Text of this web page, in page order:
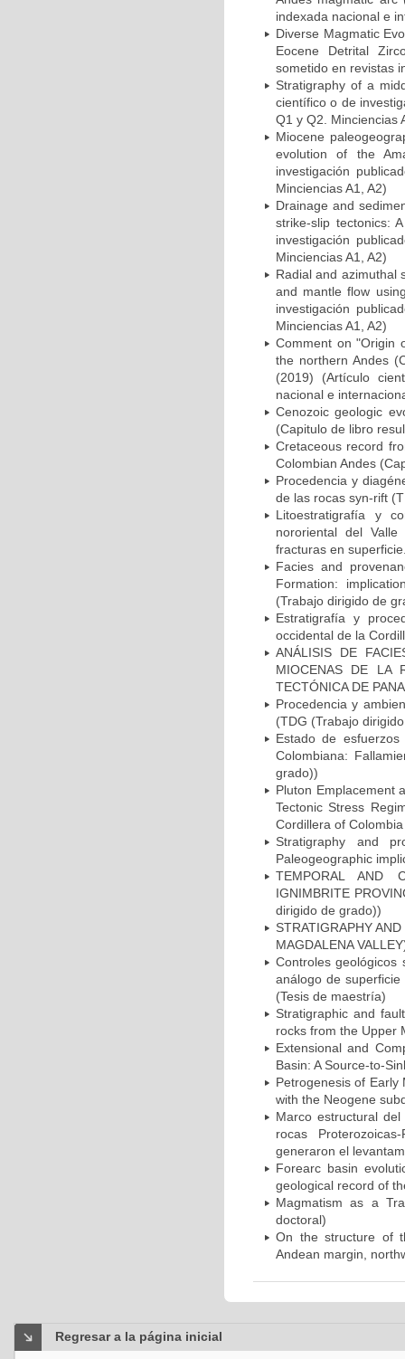
indexada nacional e
Diverse Magmatic
Eocene Detrital
sometido en revistas
Stratigraphy of a
científico o de
Q1 y Q2. Minciencias
Miocene
evolution of the
investigación
Minciencias A1, A2)
Drainage and
strike-slip tectonics:
investigación
Minciencias A1, A2)
Radial and azimuthal
and mantle flow
investigación
Minciencias A1, A2)
Comment on "Origin
the northern Andes
(2019) (Artículo
nacional e
Cenozoic geologic
(Capitulo de libro
Cretaceous record
Colombian Andes
Procedencia y
de las rocas syn-rift
Litoestratigrafía y
nororiental del
fracturas en
Facies and
Formation:
(Trabajo dirigido de
Estratigrafía y
occidental de la
ANÁLISIS DE
MIOCENAS DE LA
TECTÓNICA DE
Procedencia y
(TDG (Trabajo
Estado de
Colombiana:
grado))
Pluton Emplacement
Tectonic Stress
Cordillera of
Stratigraphy and
Paleogeographic
TEMPORAL AND
IGNIMBRITE
dirigido de grado))
STRATIGRAPHY
MAGDALENA
Controles geológicos
análogo de
(Tesis de maestría)
Stratigraphic and
rocks from the Upper
Extensional and
Basin: A Source-to-
Petrogenesis of
with the Neogene
Marco estructural
rocas
generaron el
Forearc basin
geological record of
Magmatism as a
doctoral)
On the structure of
Andean margin,
Regresar a la página inicial